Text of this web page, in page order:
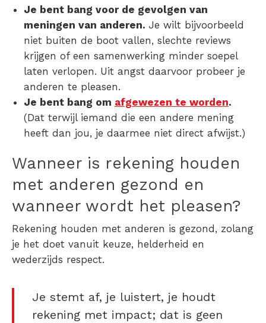
Je bent bang voor de gevolgen van
meningen van anderen. Je wilt bijvoorbeeld
niet buiten de boot vallen, slechte reviews
krijgen of een samenwerking minder soepel
laten verlopen. Uit angst daarvoor probeer je
anderen te pleasen.
Je bent bang om afgewezen te worden.
(Dat terwijl iemand die een andere mening
heeft dan jou, je daarmee niet direct afwijst.)
Wanneer is rekening houden
met anderen gezond en
wanneer wordt het pleasen?
Rekening houden met anderen is gezond, zolang
je het doet vanuit keuze, helderheid en
wederzijds respect.
Je stemt af, je luistert, je houdt
rekening met impact; dat is geen